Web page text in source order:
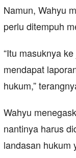
Namun, Wahyu
perlu ditempuh
“Itu masuknya
mendapat
hukum,”
Wahyu
nantinya harus
landasan hukum